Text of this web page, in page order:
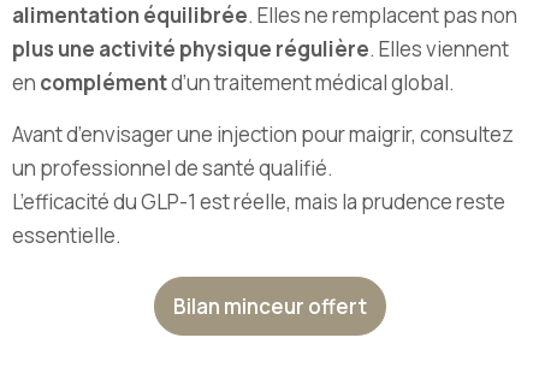
alimentation équilibrée. Elles ne remplacent pas non
plus une activité physique régulière. Elles viennent
en complémentd’un traitement médical global.
Avant d’envisager une injection pour maigrir, consultez
un professionnel de santé qualifié.
L’efficacité du GLP-1 est réelle, mais la prudence reste
essentielle.
Bilan minceur offert